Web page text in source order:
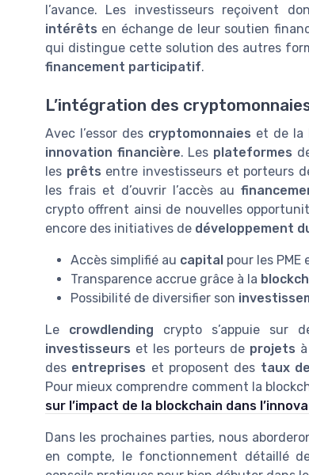
l’avance. Les investisseurs reçoivent
intérêts en échange de leur soutien
qui distingue cette solution des autres
financement participatif.
L’intégration des
Avec l’essor des cryptomonnaies et de la
innovation financière. Les plateformes
les prêts entre investisseurs et porteurs
les frais et d’ouvrir l’accès au
crypto offrent ainsi de nouvelles
encore des initiatives de développement
Accès simplifié au capital pour les PME
Transparence accrue grâce à la
Possibilité de diversifier son
Le crowdlending crypto s’appuie sur
investisseurs et les porteurs de projets
des entreprises et proposent des taux
Pour mieux comprendre comment la
sur l’impact de la blockchain dans
Dans les prochaines parties, nous
en compte, le fonctionnement détaillé